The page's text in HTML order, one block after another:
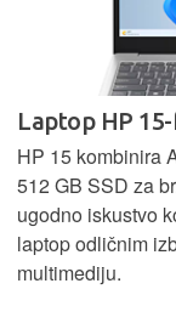
Laptop HP
HP 15 kombinira
512 GB SSD za
ugodno iskustvo
laptop odličnim
multimediju.